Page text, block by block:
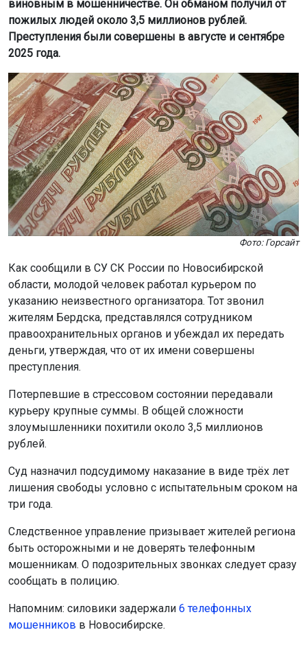
виновным в мошенничестве. Он обманом получил от
пожилых людей около 3,5 миллионов рублей.
Преступления были совершены в августе и сентябре
2025 года.
Фото: Горсайт
Как сообщили в СУ СК России по Новосибирской
области, молодой человек работал курьером по
указанию неизвестного организатора. Тот звонил
жителям Бердска, представлялся сотрудником
правоохранительных органов и убеждал их передать
деньги, утверждая, что от их имени совершены
преступления.
Потерпевшие в стрессовом состоянии передавали
курьеру крупные суммы. В общей сложности
злоумышленники похитили около 3,5 миллионов
рублей.
Суд назначил подсудимому наказание в виде трёх лет
лишения свободы условно с испытательным сроком на
три года.
Следственное управление призывает жителей региона
быть осторожными и не доверять телефонным
мошенникам. О подозрительных звонках следует сразу
сообщать в полицию.
Напомним: силовики задержали 6 телефонных
мошенников в Новосибирске.